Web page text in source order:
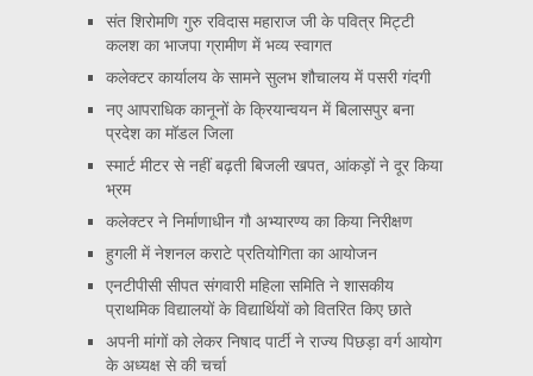
संत शिरोमणि गुरु रविदास महाराज जी के पवित्र मिट्टी
कलश का भाजपा ग्रामीण में भव्य स्वागत
कलेक्टर कार्यालय के सामने सुलभ शौचालय में पसरी गंदगी
नए आपराधिक कानूनों के क्रियान्वयन में बिलासपुर बना
प्रदेश का मॉडल जिला
स्मार्ट मीटर से नहीं बढ़ती बिजली खपत, आंकड़ों ने दूर किया
भ्रम
कलेक्टर ने निर्माणाधीन गौ अभ्यारण्य का किया निरीक्षण
हुगली में नेशनल कराटे प्रतियोगिता का आयोजन
एनटीपीसी सीपत संगवारी महिला समिति ने शासकीय
प्राथमिक विद्यालयों के विद्यार्थियों को वितरित किए छाते
अपनी मांगों को लेकर निषाद पार्टी ने राज्य पिछड़ा वर्ग आयोग
के अध्यक्ष से की चर्चा